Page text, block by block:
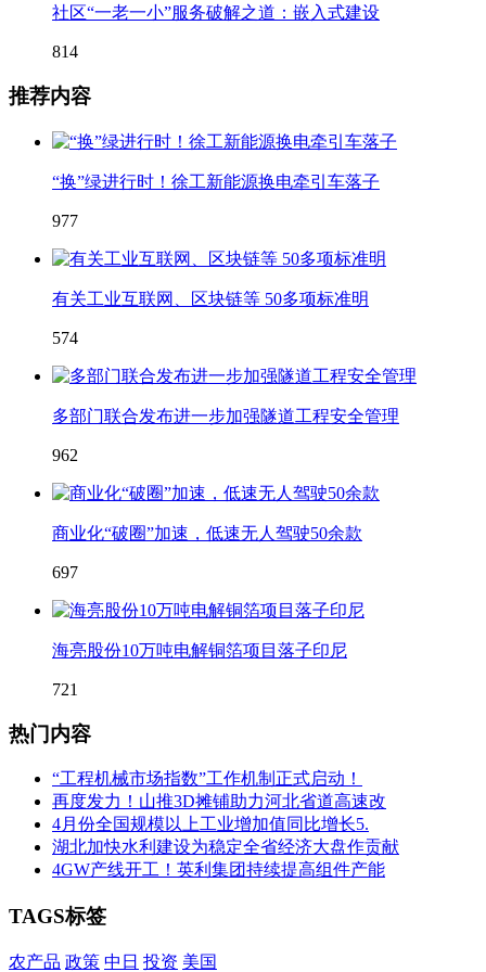
社区“一老一小”服务破解之道：嵌入式建设
814
推荐内容
“换”绿进行时！徐工新能源换电牵引车落子
977
有关工业互联网、区块链等 50多项标准明
574
多部门联合发布进一步加强隧道工程安全管理
962
商业化“破圈”加速，低速无人驾驶50余款
697
海亮股份10万吨电解铜箔项目落子印尼
721
热门内容
“工程机械市场指数”工作机制正式启动！
再度发力！山推3D摊铺助力河北省道高速改
4月份全国规模以上工业增加值同比增长5.
湖北加快水利建设为稳定全省经济大盘作贡献
4GW产线开工！英利集团持续提高组件产能
TAGS标签
农产品 政策 中日 投资 美国